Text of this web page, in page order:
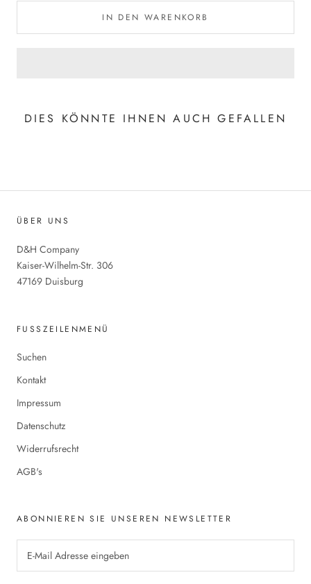
IN DEN WARENKORB
DIES KÖNNTE IHNEN AUCH GEFALLEN
ÜBER UNS
D&H Company
Kaiser-Wilhelm-Str. 306
47169 Duisburg
FUSSZEILENMENÜ
Suchen
Kontakt
Impressum
Datenschutz
Widerrufsrecht
AGB's
ABONNIEREN SIE UNSEREN NEWSLETTER